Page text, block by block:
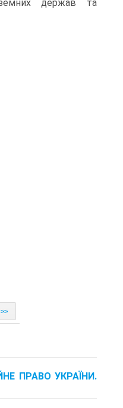
держав та
>>
ПРАВО УКРАЇНИ.